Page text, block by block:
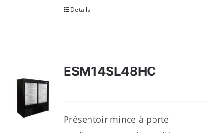
Details
ESM14SL48HC
Présentoir mince à porte